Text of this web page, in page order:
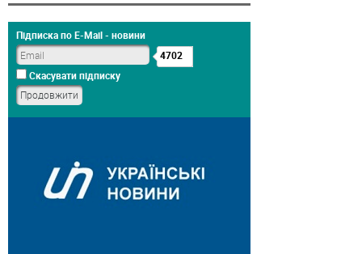
Підписка по E-Mail - новини
4702
Скасувати підписку